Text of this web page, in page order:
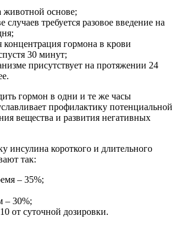
животной основе;
случаев требуется разовое введение на
концентрация гормона в крови
30 минут;
присутствует на протяжении 24
гормон в одни и те же часы
профилактику потенциальной
вещества и развития негативных
инсулина короткого и длительного
так:
– 35%;
– 30%;
от суточной дозировки.